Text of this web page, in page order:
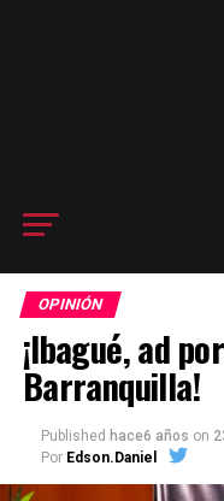
OPINIÓN
¡Ibagué, ad
Barranquilla!
Published hace6 años on
Por Edson.Daniel